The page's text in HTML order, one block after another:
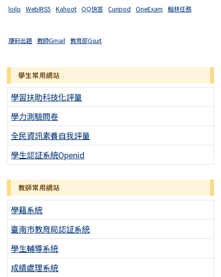
loilo WebIRS5 Kahoot QQ快答 Curipod OneExam 翰林任務
康軒出題 教師Gmail 教育部Gsuit
學生常用網站
學習扶助科技化評量
學力測驗問卷
全民資訊素養自我評量
學生認証系統Openid
教師常用網站
學籍系統
臺南市教育局認証系統
學生輔導系統
成績處理系統